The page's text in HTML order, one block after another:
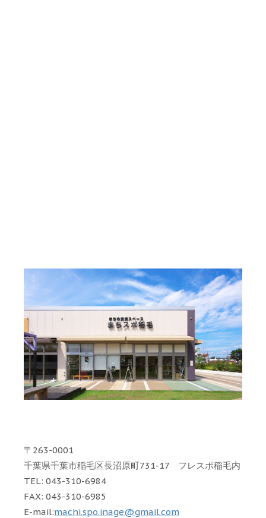
〒263-0001
千葉県千葉市稲毛区長沼原町731-17 フレスポ稲毛内
TEL: 043-310-6984
FAX: 043-310-6985
E-mail:machi.spo.inage@gmail.com